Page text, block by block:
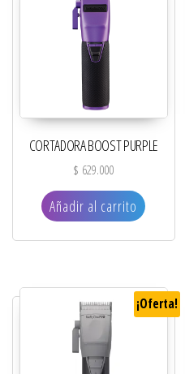
CORTADORA BOOST PURPLE
$ 629.000
Añadir al carrito
¡Oferta!